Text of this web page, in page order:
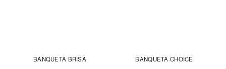
BANQUETA BRISA BANQUETA CHOICE